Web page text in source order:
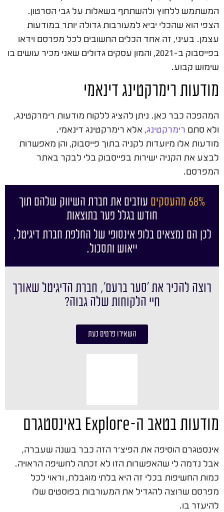
המשתמש ללחוץ ולהשתתף בשאלות על גבי הסרטון.
הצפי הוא שהכלי יביא למעורבות גדולה יותר במודעות
עצמן. בעיני, זה אחד הכלים החשובים לכל מפרסם וידאו
בפייסבוק ב-2021, והמון עסקים גדולים שאני מכיר עושים בו
שימוש קבוע.
מודעות רימרקטינג דינאמי
המהפכה כבר כאן. ניתן להציג ללקוח מודעות רימרקטינג,
ולא סתם רימרקטינג, אלא רימרקטינג דינאמי.
מודעות אלו מיועדות לקניה בתוך פייסבוק, והן מאפשרות
לבצע את הקניה ישירות בפייסבוק בלי לבקר באתר
המפרסם.
68% מהעסקים
עוזבים את חברת השיווק שלהם תוך
חודש בגלל פער בתוצאות
לכן הם נמצאים בלופ אינסופי של החלפת חברת דיגיטל,
ייאוש ותסכול.
רוצה להכיר את ׳סער ברעם׳, חברת הדיגיטל שאורך
חיי הלקוחות שלה גבוה?
השאירו פרטים כעת
מודעות בטאב ה-Explore באינסטגרם
אינסטגרם הוסיפה את הפיצ'ר הזה כבר בשנה שעברה,
אבל נדמה לי שהאפשרות הזו לא זכתה לחשיפה הראויה.
כמות החשיפות בכלי זה היא בלתי מוגבלת, וראוי לכל
מפרסם שרוצה להגדיל את המעורבות בפוסטים שלו
להיעזר בו.